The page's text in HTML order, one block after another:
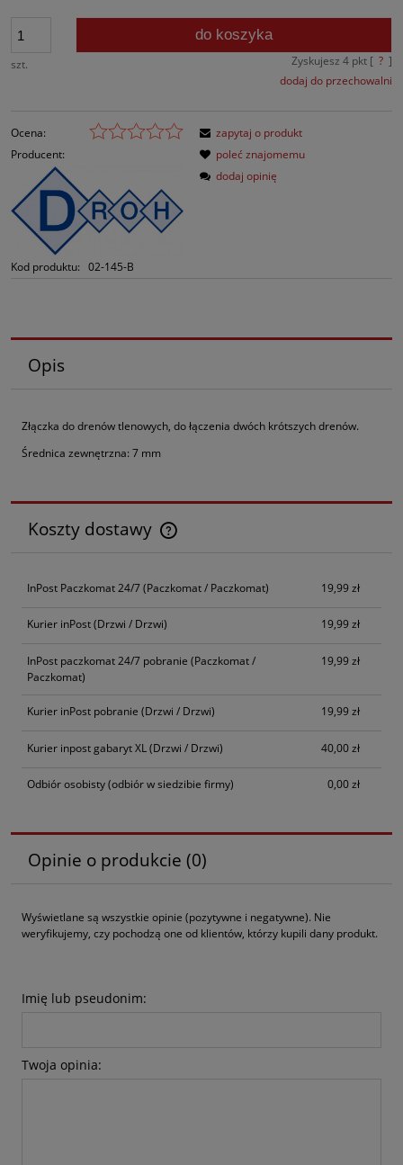
szt.
do koszyka
Zyskujesz 4pkt [ ? ]
dodaj do przechowalni
Ocena:
Producent:
Kod produktu: 02-145-B
zapytaj o produkt
poleć znajomemu
dodaj opinię
Opis
Złączka do drenów tlenowych, do łączenia dwóch krótszych drenów.
Średnica zewnętrzna: 7 mm
Koszty dostawy
Cena nie zawiera ewentualnych kosztów płatności
InPost Paczkomat 24/7(Paczkomat / Paczkomat) 19,99 zł
Kurier inPost(Drzwi / Drzwi) 19,99 zł
InPost paczkomat 24/7 pobranie (Paczkomat /
Paczkomat)
19,99 zł
Kurier inPost pobranie (Drzwi / Drzwi) 19,99 zł
Kurier inpost gabaryt XL(Drzwi / Drzwi) 40,00 zł
Odbiór osobisty(odbiór w siedzibie firmy) 0,00 zł
Opinie o produkcie (0)
Wyświetlane są wszystkie opinie (pozytywne i negatywne). Nie
weryfikujemy, czy pochodzą one od klientów, którzy kupili dany produkt.
Imię lub pseudonim:
Twoja opinia: